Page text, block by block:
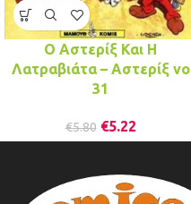
Ο Αστερίξ Και Η
Λατραβιάτα – Αστερίξ νo
31
€5.80 €5.22